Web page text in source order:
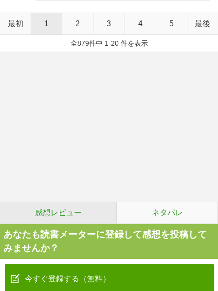
最初 1 2 3 4 5 最後
全879件中 1-20 件を表示
感想レビュー ネタバレ
あなたも読書メーターに登録して感想を投稿して
みませんか？
今すぐ登録する（無料）